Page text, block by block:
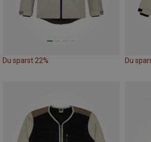
Du sparst 22% Du